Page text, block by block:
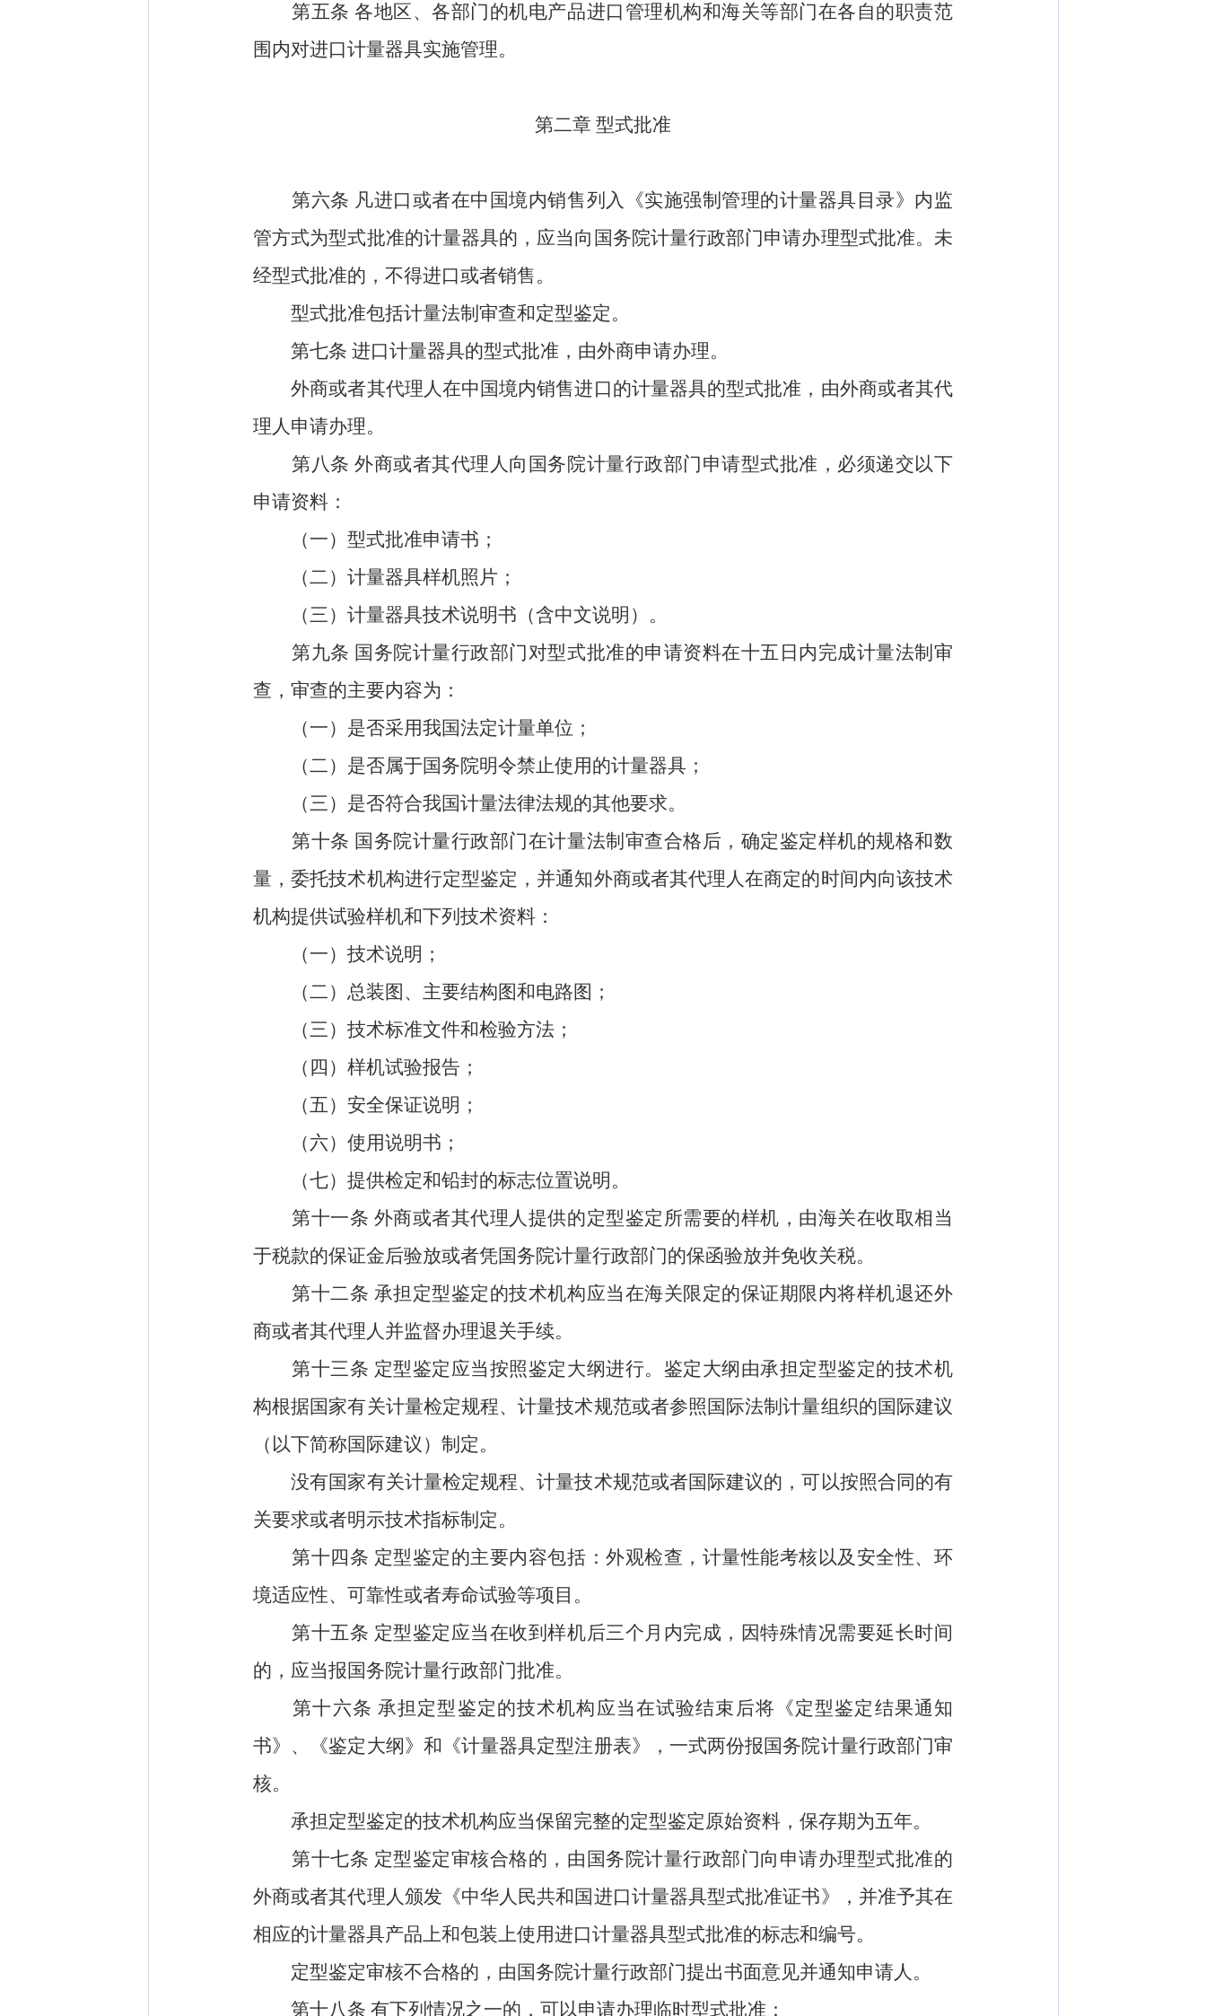
第五条 各地区、各部门的机电产品进口管理机构和海关等部门在各自的职责范
围内对进口计量器具实施管理。
第二章 型式批准
第六条 凡进口或者在中国境内销售列入《实施强制管理的计量器具目录》内监
管方式为型式批准的计量器具的，应当向国务院计量行政部门申请办理型式批准。未
经型式批准的，不得进口或者销售。
型式批准包括计量法制审查和定型鉴定。
第七条 进口计量器具的型式批准，由外商申请办理。
外商或者其代理人在中国境内销售进口的计量器具的型式批准，由外商或者其代
理人申请办理。
第八条 外商或者其代理人向国务院计量行政部门申请型式批准，必须递交以下
申请资料：
（一）型式批准申请书；
（二）计量器具样机照片；
（三）计量器具技术说明书（含中文说明）。
第九条 国务院计量行政部门对型式批准的申请资料在十五日内完成计量法制审
查，审查的主要内容为：
（一）是否采用我国法定计量单位；
（二）是否属于国务院明令禁止使用的计量器具；
（三）是否符合我国计量法律法规的其他要求。
第十条 国务院计量行政部门在计量法制审查合格后，确定鉴定样机的规格和数
量，委托技术机构进行定型鉴定，并通知外商或者其代理人在商定的时间内向该技术
机构提供试验样机和下列技术资料：
（一）技术说明；
（二）总装图、主要结构图和电路图；
（三）技术标准文件和检验方法；
（四）样机试验报告；
（五）安全保证说明；
（六）使用说明书；
（七）提供检定和铅封的标志位置说明。
第十一条 外商或者其代理人提供的定型鉴定所需要的样机，由海关在收取相当
于税款的保证金后验放或者凭国务院计量行政部门的保函验放并免收关税。
第十二条 承担定型鉴定的技术机构应当在海关限定的保证期限内将样机退还外
商或者其代理人并监督办理退关手续。
第十三条 定型鉴定应当按照鉴定大纲进行。鉴定大纲由承担定型鉴定的技术机
构根据国家有关计量检定规程、计量技术规范或者参照国际法制计量组织的国际建议
（以下简称国际建议）制定。
没有国家有关计量检定规程、计量技术规范或者国际建议的，可以按照合同的有
关要求或者明示技术指标制定。
第十四条 定型鉴定的主要内容包括：外观检查，计量性能考核以及安全性、环
境适应性、可靠性或者寿命试验等项目。
第十五条 定型鉴定应当在收到样机后三个月内完成，因特殊情况需要延长时间
的，应当报国务院计量行政部门批准。
第十六条 承担定型鉴定的技术机构应当在试验结束后将《定型鉴定结果通知
书》、《鉴定大纲》和《计量器具定型注册表》，一式两份报国务院计量行政部门审
核。
承担定型鉴定的技术机构应当保留完整的定型鉴定原始资料，保存期为五年。
第十七条 定型鉴定审核合格的，由国务院计量行政部门向申请办理型式批准的
外商或者其代理人颁发《中华人民共和国进口计量器具型式批准证书》，并准予其在
相应的计量器具产品上和包装上使用进口计量器具型式批准的标志和编号。
定型鉴定审核不合格的，由国务院计量行政部门提出书面意见并通知申请人。
第十八条 有下列情况之一的，可以申请办理临时型式批准：